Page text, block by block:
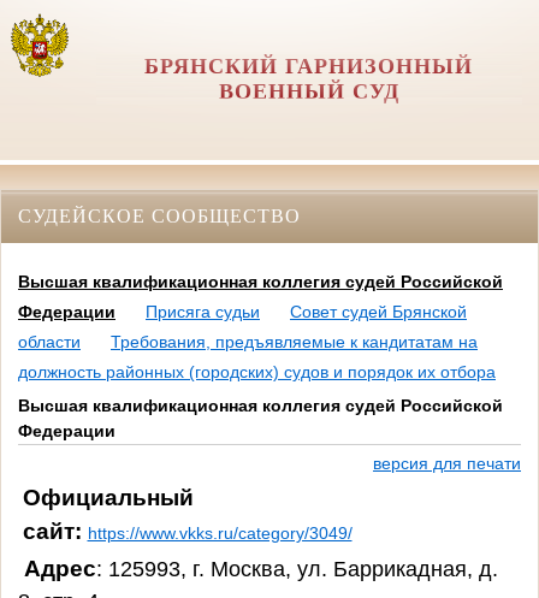
БРЯНСКИЙ ГАРНИЗОННЫЙ
ВОЕННЫЙ СУД
СУДЕЙСКОЕ СООБЩЕСТВО
Высшая квалификационная коллегия судей Российской
Федерации
Присяга судьи
Совет судей Брянской
области
Требования, предъявляемые к кандитатам на
должность районных (городских) судов и порядок их отбора
Высшая квалификационная коллегия судей Российской
Федерации
версия для печати
Официальный
сайт: https://www.vkks.ru/category/3049/
Адрес: 125993, г. Москва, ул. Баррикадная, д.